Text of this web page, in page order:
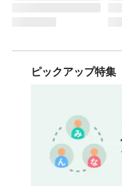
ピックアップ特集